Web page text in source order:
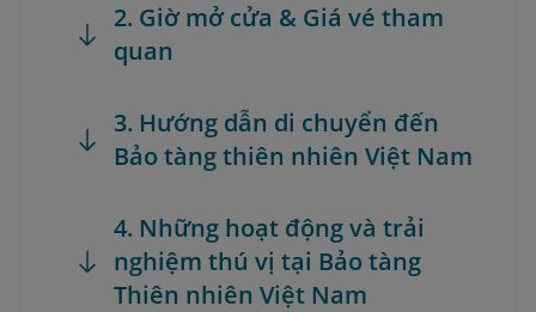
2. Giờ mở cửa & Giá vé tham
quan
3. Hướng dẫn di chuyển đến
Bảo tàng thiên nhiên Việt Nam
4. Những hoạt động và trải
nghiệm thú vị tại Bảo tàng
Thiên nhiên Việt Nam